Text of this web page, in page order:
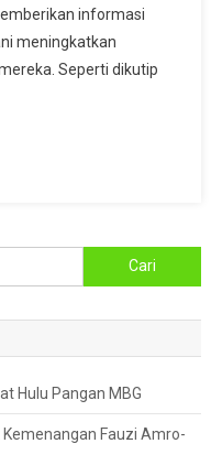
informasi
meningkatkan
Seperti dikutip
untuk:
Hulu Pangan MBG
Fauzi Amro-